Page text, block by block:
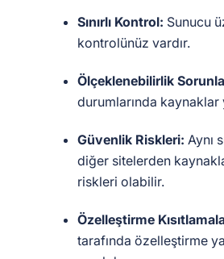
Sınırlı Kontrol: Sunucu
kontrolünüz vardır.
Ölçeklenebilirlik
durumlarında
Güvenlik Riskleri: Aynı
diğer sitelerden
riskleri olabilir.
Özelleştirme
tarafında özelleştirme